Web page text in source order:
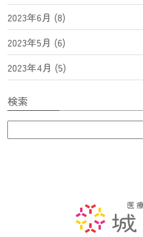
2023年6月 (8)
2023年5月 (6)
2023年4月 (5)
検索